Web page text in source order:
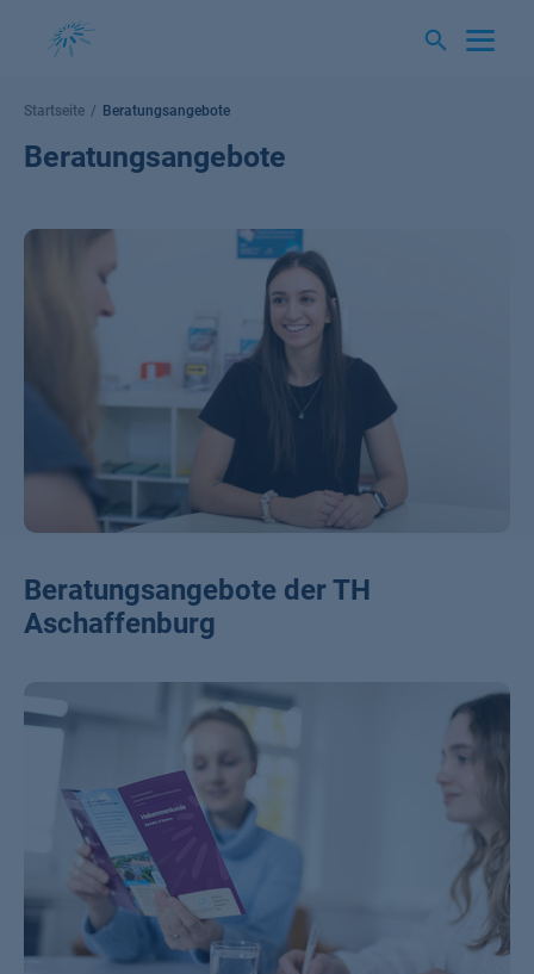
Startseite Beratungsangebote
Beratungsangebote
Beratungsangebote der TH
Aschaffenburg